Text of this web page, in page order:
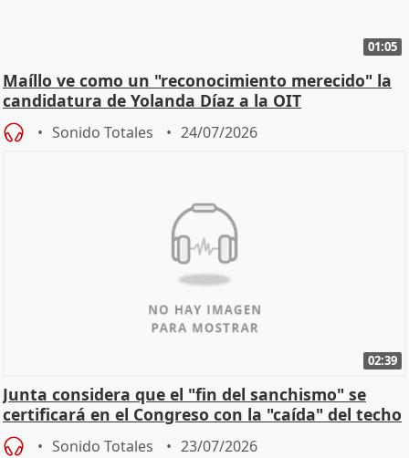
01:05
Maíllo ve como un "reconocimiento merecido" la
candidatura de Yolanda Díaz a la OIT
Sonido Totales 24/07/2026
02:39
Junta considera que el "fin del sanchismo" se
certificará en el Congreso con la "caída" del techo
de
Sonido Totales 23/07/2026